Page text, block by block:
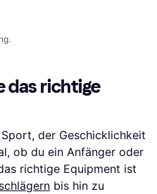
das richtige
der Geschicklichkeit
ob du ein Anfänger oder
richtige Equipment ist
bis hin zu